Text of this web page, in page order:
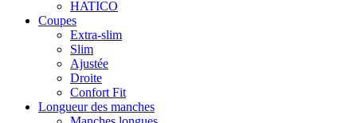
HATICO
Coupes
Extra-slim
Slim
Ajustée
Droite
Confort Fit
Longueur des manches